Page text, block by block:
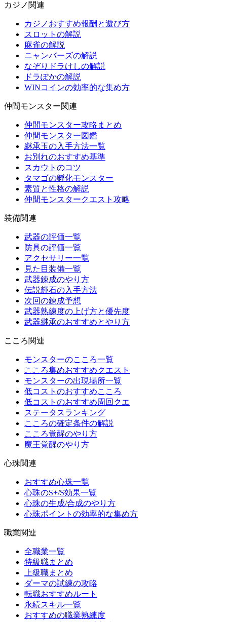
カジノ関連
カジノおすすめ報酬と遊び方
スロットの解説
麻雀の解説
ニャンバーズの解説
なぞりドラけしの解説
ドラぽかの解説
WINコインの効率的な集め方
仲間モンスター関連
仲間モンスター攻略まとめ
仲間モンスター図鑑
継承玉の入手方法一覧
お別れのおすすめ基準
スカウトのコツ
タマゴの孵化モンスター
素質と性格の解説
仲間モンスタークエスト攻略
装備関連
武器の評価一覧
防具の評価一覧
アクセサリー一覧
見た目装備一覧
武器錬成のやり方
伝説輝石の入手方法
次回の錬成予想
武器熟練度の上げ方と優先度
武器継承のおすすめとやり方
こころ関連
モンスターのこころ一覧
こころ集めおすすめクエスト
モンスターの出現場所一覧
低コストのおすすめこころ
低コストのおすすめ周回クエ
ステータスランキング
こころの確定条件の解説
こころ覚醒のやり方
魔王覚醒のやり方
心珠関連
おすすめ心珠一覧
心珠のS+/S効果一覧
心珠の生成/合成のやり方
心珠ポイントの効率的な集め方
職業関連
全職業一覧
特級職まとめ
上級職まとめ
ダーマの試練の攻略
転職おすすめルート
永続スキル一覧
おすすめの職業熟練度